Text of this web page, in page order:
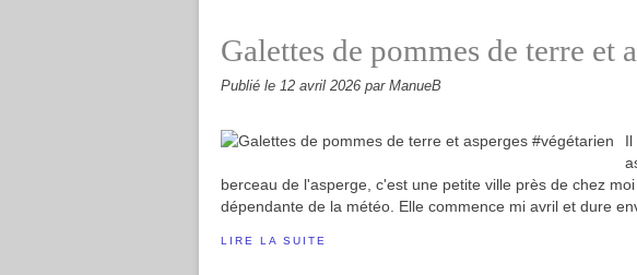
Galettes de pommes de terre et
Publié le 12 avril 2026 par ManueB
Il
berceau de l'asperge, c'est une petite ville près de chez
dépendante de la météo. Elle commence mi avril et dure
LIRE LA SUITE